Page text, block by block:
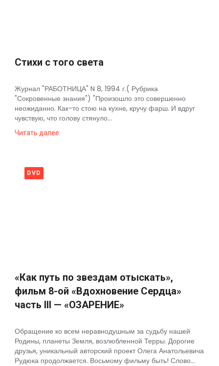
Стихи с того света
Журнал "РАБОТНИЦА" N 8, 1994 г.( Рубрика
"Сокровенные знания") "Произошло это совершенно
неожиданно. Как-то стою на кухне, кручу фарш. И вдруг
чувствую, что голову стянуло...
Читать далее
DVD
«Как путь по звездам отыскать»,
фильм 8-ой «Вдохновение Сердца»
часть III — «ОЗАРЕНИЕ»
Обращение ко всем неравнодушным за судьбу нашей
Родины, планеты Земля, возлюбленной Терры. Дорогие
друзья, уникальный авторский проект Олега Анатольевича
Рудюка продолжается. Восьмому фильму быть! Слово...